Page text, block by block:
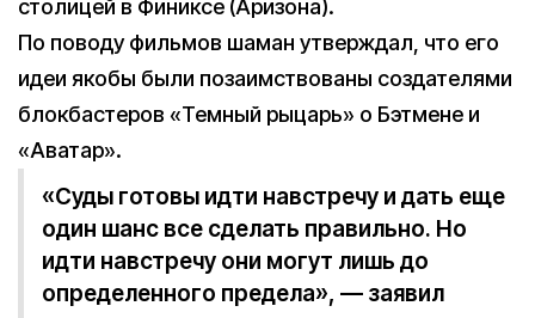
столицей в Финиксе (Аризона).
По поводу фильмов шаман утверждал, что его
идеи якобы были позаимствованы создателями
блокбастеров «Темный рыцарь» о Бэтмене и
«Аватар».
«Суды готовы идти навстречу и дать еще
один шанс все сделать правильно. Но
идти навстречу они могут лишь до
определенного предела», — заявил